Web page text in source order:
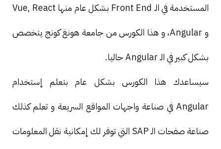
المستخدمة في الـ Front End بشكل عام منها Vue, React
و Angular، و هذا الكورس من جامعة هونغ كونج يتخصص
بشكل كبير في الـ Angular حاليا.
سيساعدك هذا الكورس بشكل عام بتعلم إستخدام
Angular في صناعة واجهات المواقع السريعة و تعلم كذلك
صناعة صفحات الـ SAP التي توفر لك إمكانية نقل المعلومات